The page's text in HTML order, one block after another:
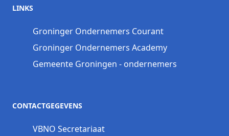
LINKS
Groninger Ondernemers Courant
Groninger Ondernemers Academy
Gemeente Groningen - ondernemers
CONTACTGEGEVENS
VBNO Secretariaat